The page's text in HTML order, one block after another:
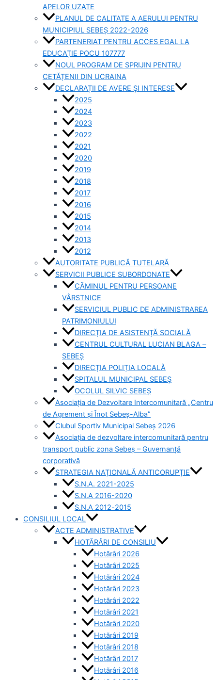
APELOR UZATE
PLANUL DE CALITATE A AERULUI PENTRU
MUNICIPIUL SEBEȘ 2022-2026
PARTENERIAT PENTRU ACCES EGAL LA
EDUCAȚIE POCU 107777
NOUL PROGRAM DE SPRIJIN PENTRU
CETĂȚENII DIN UCRAINA
DECLARAȚII DE AVERE ȘI INTERESE
2025
2024
2023
2022
2021
2020
2019
2018
2017
2016
2015
2014
2013
2012
AUTORITATE PUBLICĂ TUTELARĂ
SERVICII PUBLICE SUBORDONATE
CĂMINUL PENTRU PERSOANE
VÂRSTNICE
SERVICIUL PUBLIC DE ADMINISTRAREA
PATRIMONIULUI
DIRECȚIA DE ASISTENȚĂ SOCIALĂ
CENTRUL CULTURAL LUCIAN BLAGA –
SEBEȘ
DIRECȚIA POLIȚIA LOCALĂ
SPITALUL MUNICIPAL SEBEȘ
OCOLUL SILVIC SEBEȘ
Asociația de Dezvoltare Intercomunitară „Centru
de Agrement și Înot Sebeș-Alba”
Clubul Sportiv Municipal Sebeș 2026
Asociația de dezvoltare intercomunitară pentru
transport public zona Sebeș – Guvernanță
corporativă
STRATEGIA NAȚIONALĂ ANTICORUPȚIE
S.N.A. 2021-2025
S.N.A 2016-2020
S.N.A 2012-2015
CONSILIUL LOCAL
ACTE ADMINISTRATIVE
HOTĂRÂRI DE CONSILIU
Hotărâri 2026
Hotărâri 2025
Hotărâri 2024
Hotărâri 2023
Hotărâri 2022
Hotărâri 2021
Hotărâri 2020
Hotărâri 2019
Hotărâri 2018
Hotărâri 2017
Hotărâri 2016